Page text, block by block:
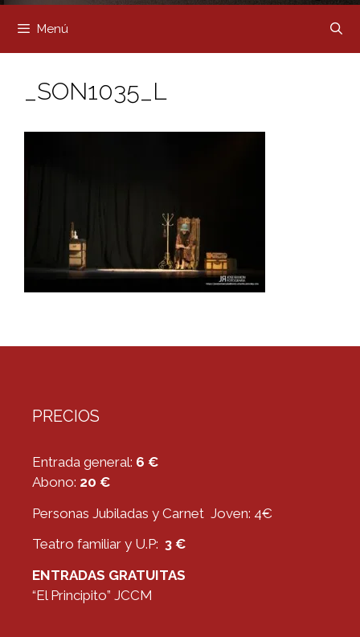
Menú
_SON1035_L
PRECIOS
Entrada general: 6 €
Abono: 20 €
Personas Jubiladas y Carnet Joven: 4€
Teatro familiar y U.P: 3 €
ENTRADAS GRATUITAS
“El Principito” JCCM